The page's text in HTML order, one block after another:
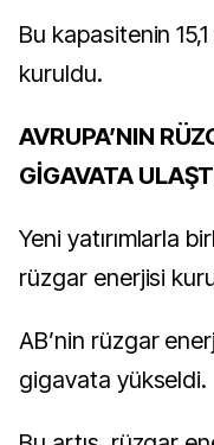
Bu kapasitenin
kuruldu.
AVRUPA’NIN
GİGAVATA
Yeni yatırımlarla
rüzgar enerjisi
AB’nin rüzgar
gigavata yükseldi.